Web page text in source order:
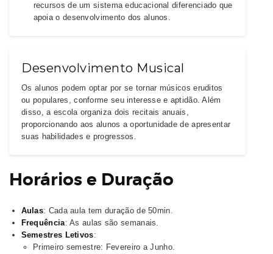
recursos de um sistema educacional diferenciado que
apoia o desenvolvimento dos alunos.
Desenvolvimento Musical
Os alunos podem optar por se tornar músicos eruditos
ou populares, conforme seu interesse e aptidão. Além
disso, a escola organiza dois recitais anuais,
proporcionando aos alunos a oportunidade de apresentar
suas habilidades e progressos.
Horários e Duração
Aulas: Cada aula tem duração de 50min.
Frequência: As aulas são semanais.
Semestres Letivos:
Primeiro semestre: Fevereiro a Junho.